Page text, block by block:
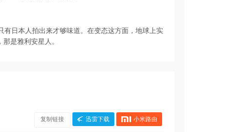
日本人拍出来才够味道。在变态这方面，地球上实
是雅利安星人。
复制链接 迅雷下载 小米路由